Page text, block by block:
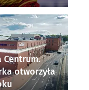
Centrum.
otworzyła